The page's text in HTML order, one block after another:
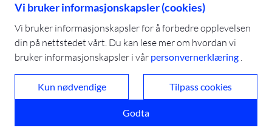
kunnskap og utvikling
post@campusbla.no
+47 91 92 11 02
Vi bruker informasjonskapsler (cookies)
Vi bruker informasjonskapsler for å forbedre opplevelsen
din på nettstedet vårt. Du kan lese mer om hvordan vi
bruker informasjonskapsler i vår personvernerklæring
Kun nødvendige Tilpass cookies
Godta